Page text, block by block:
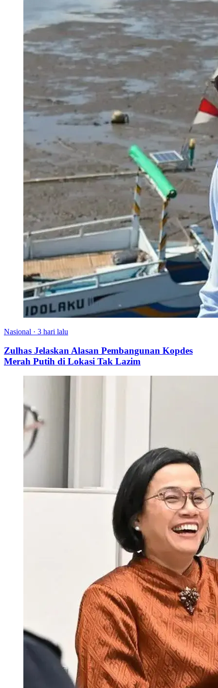
Nasional · 3 hari lalu
Zulhas Jelaskan Alasan Pembangunan Kopdes
Merah Putih di Lokasi Tak Lazim